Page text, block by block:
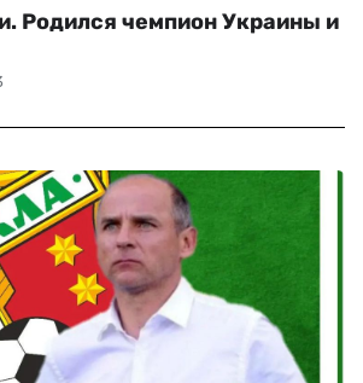
Родился чемпион Украины и